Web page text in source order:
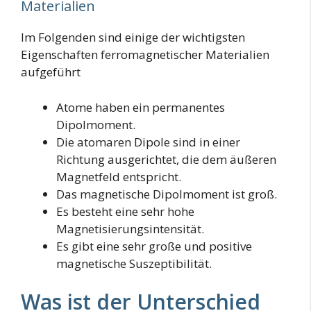
Materialien
Im Folgenden sind einige der wichtigsten
Eigenschaften ferromagnetischer Materialien
aufgeführt
Atome haben ein permanentes
Dipolmoment.
Die atomaren Dipole sind in einer
Richtung ausgerichtet, die dem äußeren
Magnetfeld entspricht.
Das magnetische Dipolmoment ist groß.
Es besteht eine sehr hohe
Magnetisierungsintensität.
Es gibt eine sehr große und positive
magnetische Suszeptibilität.
Was ist der Unterschied